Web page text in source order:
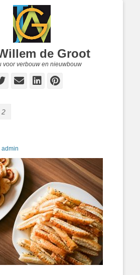
de Groot
voor verbouw en nieuwbouw
Twitter
E-
LinkedIn
Pinterest
2
admin